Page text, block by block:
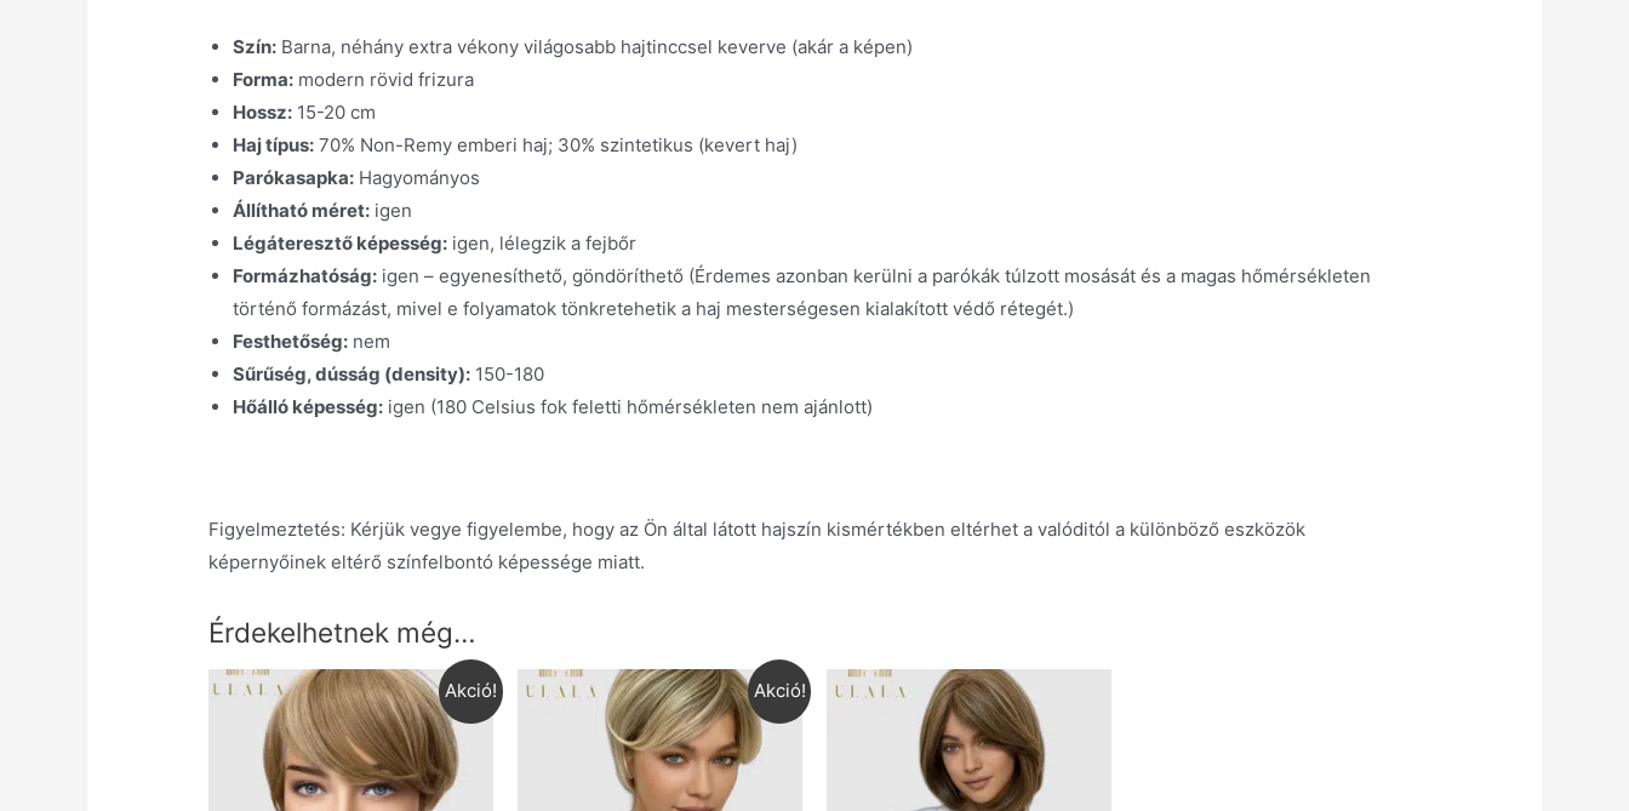
Szín: Barna, néhány extra vékony világosabb hajtinccsel keverve (akár a képen)
Forma: modern rövid frizura
Hossz: 15-20 cm
Haj típus: 70% Non-Remy emberi haj; 30% szintetikus (kevert haj)
Parókasapka: Hagyományos
Állítható méret: igen
Légáteresztő képesség: igen, lélegzik a fejbőr
Formázhatóság: igen – egyenesíthető, göndöríthető (Érdemes azonban kerülni a parókák túlzott mosását és a magas hőmérsékleten
történő formázást, mivel e folyamatok tönkretehetik a haj mesterségesen kialakított védő rétegét.)
Festhetőség: nem
Sűrűség, dússág (density): 150-180
Hőálló képesség: igen (180 Celsius fok feletti hőmérsékleten nem ajánlott)
Figyelmeztetés: Kérjük vegye figyelembe, hogy az Ön által látott hajszín kismértékben eltérhet a valóditól a különböző eszközök
képernyőinek eltérő színfelbontó képessége miatt.
Érdekelhetnek még…
Akció! Akció!